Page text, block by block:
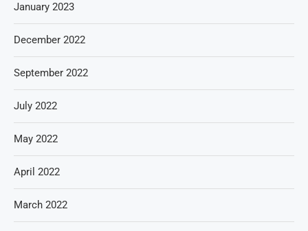
January 2023
December 2022
September 2022
July 2022
May 2022
April 2022
March 2022